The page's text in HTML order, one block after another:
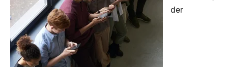
der